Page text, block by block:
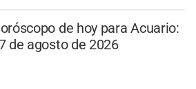
de hoy para Acuario:
de agosto de 2026